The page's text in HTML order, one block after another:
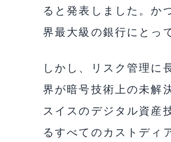
ると発表しました。か
界最大級の銀行にとっ
しかし、リスク管理に
界が暗号技術上の未解
スイスのデジタル資産
るすべてのカストディ